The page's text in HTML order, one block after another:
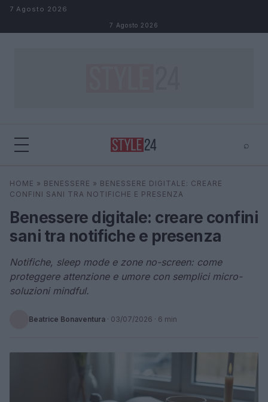
Salta al contenuto
7 Agosto 2026
7 Agosto 2026
⌕
Cerca
HOME » BENESSERE » BENESSERE DIGITALE: CREARE
CONFINI SANI TRA NOTIFICHE E PRESENZA
Benessere digitale: creare confini
sani tra notifiche e presenza
Notifiche, sleep mode e zone no-screen: come
proteggere attenzione e umore con semplici micro-
soluzioni mindful.
Beatrice Bonaventura · 03/07/2026 · 6 min